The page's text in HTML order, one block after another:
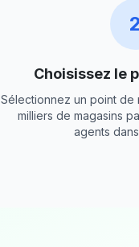
2
Choisissez le
Sélectionnez un point de
milliers de magasins
agents